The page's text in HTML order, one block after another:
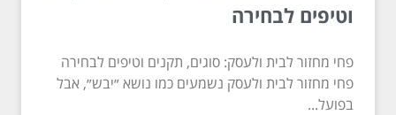
וטיפים לבחירה
פחי מחזור לבית ולעסק: סוגים, תקנים וטיפים לבחירה
פחי מחזור לבית ולעסק נשמעים כמו נושא ״יבש״, אבל
בפועל...